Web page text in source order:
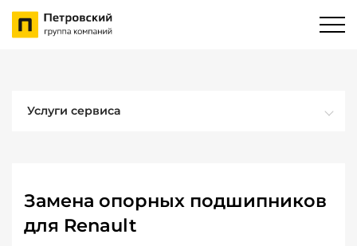
Услуги сервиса
Замена опорных подшипников
для Renault